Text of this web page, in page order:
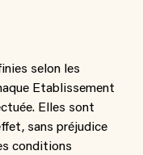
selon les
Etablissement
Elles sont
sans préjudice
conditions